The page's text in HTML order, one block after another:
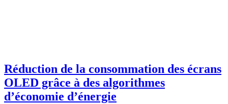
Réduction de la consommation des écrans
OLED grâce à des algorithmes
d’économie d’énergie